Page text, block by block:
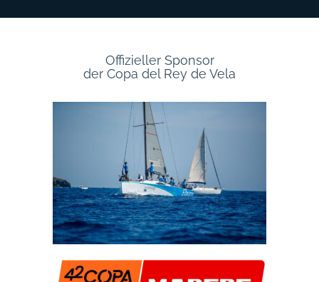
Offizieller Sponsor
der Copa del Rey de Vela